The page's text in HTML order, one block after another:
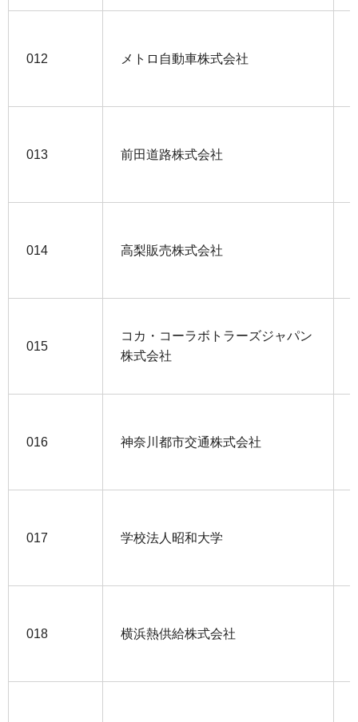
012 メトロ自動車株式会社
013 前田道路株式会社
014 高梨販売株式会社
015
コカ・コーラボトラーズジャパン
株式会社
016 神奈川都市交通株式会社
017 学校法人昭和大学
018 横浜熱供給株式会社